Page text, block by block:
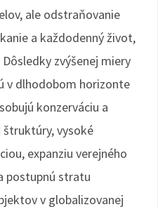
ale odstraňovanie
a každodenný život,
zvýšenej miery
v dlhodobom horizonte
konzerváciu a
štruktúry, vysoké
expanziu verejného
postupnú stratu
v globalizovanej